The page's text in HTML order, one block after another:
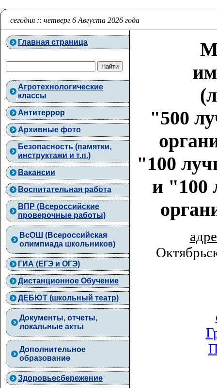
сегодня :: четверг 6 Августа 2026 года
Главная страница
Агротехнологические
классы
Антитеррор
Архивные фото
Безопасность (памятки,
инструктажи и т.п.)
Вакансии
Воспитательная работа
ВПР (Всероссийские
проверочные работы)
ВcОШ (Всероссийская
олимпиада школьников)
ГИА (ЕГЭ и ОГЭ)
Дистанционное Обучение
ДЕБЮТ (школьный театр)
Документы, отчеты,
локальные акты
Дополнительное
образование
Здоровьесбережение
"500
"100
и "100